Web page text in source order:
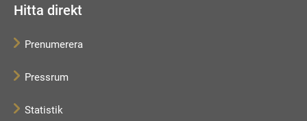
Hitta direkt
Prenumerera
Pressrum
Statistik